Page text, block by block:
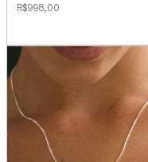
R$998,00